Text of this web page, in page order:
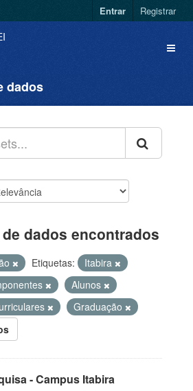
Entrar Registrar
dados
dados encontrados
Etiquetas:
Itabira
Alunos
Graduação
- Campus Itabira